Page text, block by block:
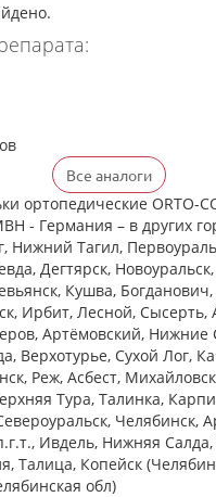
Все аналоги
ортопедические ORTO-
- Германия – в других
Нижний Тагил,
Дегтярск,
Кушва, Богданович,
Ирбит, Лесной, Сысерть,
Артёмовский, Нижние
Верхотурье, Сухой Лог,
Реж, Асбест,
Тура, Талинка,
Челябинск,
Ивдель, Нижняя
Талица, Копейск
обл)